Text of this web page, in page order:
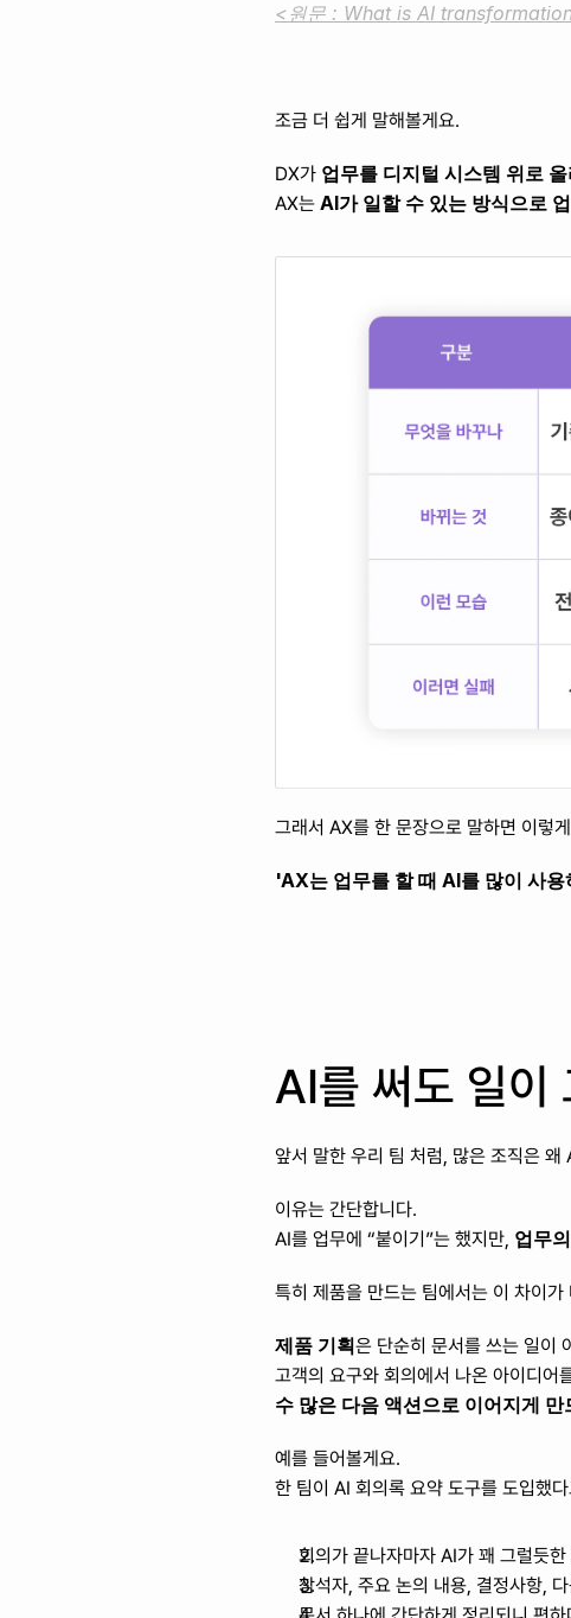
<원문 : What is AI
조금 더 쉽게 말해볼게요.
DX가 업무를 디지털 시스템 위로
AX는 AI가 일할 수 있는 방식으로
그래서 AX를 한 문장으로 말하면 이렇
'AX는 업무를 할 때 AI를 많이 사
AI를 써도 일이
앞서 말한 우리 팀 처럼, 많은 조직은
이유는 간단합니다.
AI를 업무에 “붙이기”는 했지만, 업무
특히 제품을 만드는 팀에서는 이 차이
제품 기획은 단순히 문서를 쓰는 일이
고객의 요구와 회의에서 나온 아이디어
수 많은 다음 액션으로 이어지게 만
예를 들어볼게요.
한 팀이 AI 회의록 요약 도구를 도입했
회의가 끝나자마자 AI가 꽤 그럴듯
참석자, 주요 논의 내용, 결정사항,